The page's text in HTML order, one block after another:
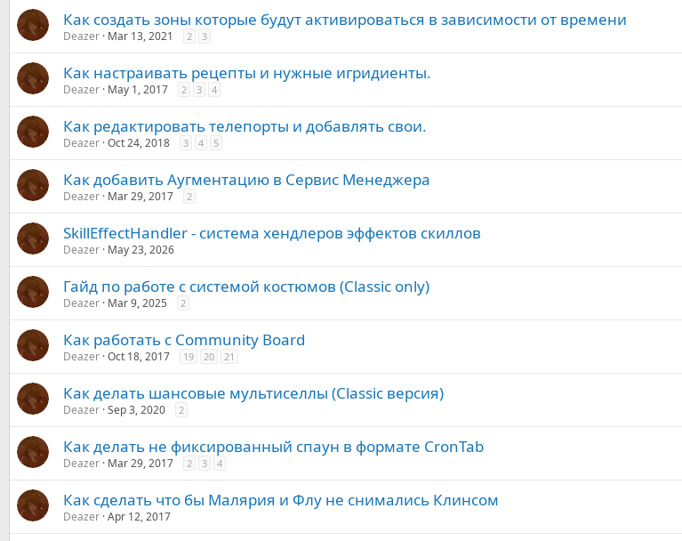
Как создать зоны которые будут активироваться в зависимости от времени
Deazer Mar 13, 2021 2 3
Как настраивать рецепты и нужные игридиенты.
Deazer May 1, 2017 2 3 4
Как редактировать телепорты и добавлять свои.
Deazer Oct 24, 2018 3 4 5
Как добавить Аугментацию в Сервис Менеджера
Deazer Mar 29, 2017 2
SkillEffectHandler - система хендлеров эффектов скиллов
Deazer May 23, 2026
Гайд по работе с системой костюмов (Classic only)
Deazer Mar 9, 2025 2
Как работать с Community Board
Deazer Oct 18, 2017 19 20 21
Как делать шансовые мультиселлы (Classic версия)
Deazer Sep 3, 2020 2
Как делать не фиксированный спаун в формате CronTab
Deazer Mar 29, 2017 2 3 4
Как сделать что бы Малярия и Флу не снимались Клинсом
Deazer Apr 12, 2017